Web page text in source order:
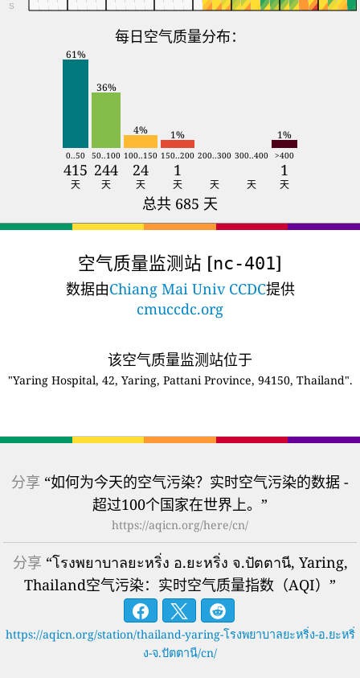
S
每日空气质量分布：
61%
36%
4% 1% 1%
0..50 50..100 100..150 150..200 200..300 300..400 >400
415 244 24 1 1
天 天 天 天 天 天 天
总共 685 天
空气质量监测站 [nc-401]
数据由Chiang Mai Univ CCDC提供
cmuccdc.org
该空气质量监测站位于
"Yaring Hospital, 42, Yaring, Pattani Province, 94150, Thailand".
分享 “如何为今天的空气污染？实时空气污染的数据 -
超过100个国家在世界上。”
https://aqicn.org/here/cn/
分享 “โรงพยาบาลยะหริ่ง อ.ยะหริ่ง จ.ปัตตานี, Yaring,
Thailand空气污染：实时空气质量指数（AQI）”
https://aqicn.org/station/thailand-yaring-โรงพยาบาลยะหริ่ง-อ.ยะหริ่
ง-จ.ปัตตานี/cn/